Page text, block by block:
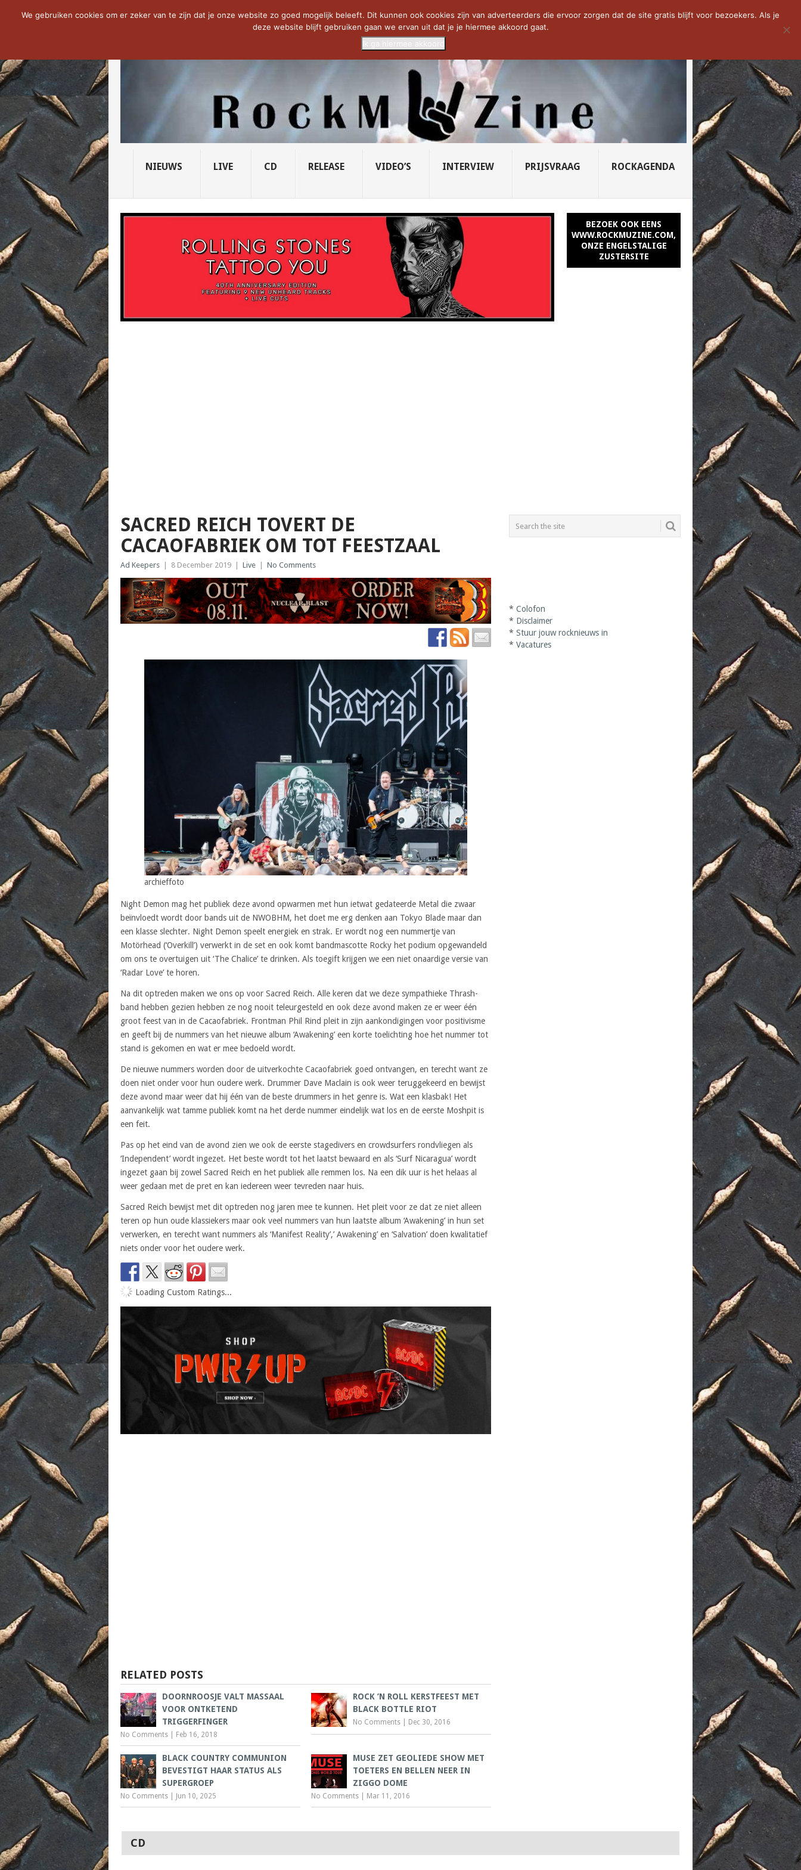
NOW TRENDING: THE VICIOUS HEAD SOCIETY... PRIDE OF LIONS – U... SAVATAGE KOMT TERUG IN 0... CD VAN DE WEEK: SLEEPING...
NIEUWS LIVE CD RELEASE VIDEO’S INTERVIEW PRIJSVRAAG ROCKAGENDA
BEZOEK OOK EENS
WWW.ROCKMUZINE.COM,
ONZE ENGELSTALIGE
ZUSTERSITE
SACRED REICH TOVERT DE
CACAOFABRIEK OM TOT FEESTZAAL
Ad Keepers 8 December 2019 Live No Comments
archieffoto
Night Demon mag het publiek deze avond opwarmen met hun ietwat gedateerde Metal die zwaar
beïnvloedt wordt door bands uit de NWOBHM, het doet me erg denken aan Tokyo Blade maar dan
een klasse slechter. Night Demon speelt energiek en strak. Er wordt nog een nummertje van
Motörhead (‘Overkill’) verwerkt in de set en ook komt bandmascotte Rocky het podium opgewandeld
om ons te overtuigen uit ‘The Chalice’ te drinken. Als toegift krijgen we een niet onaardige versie van
‘Radar Love’ te horen.
Na dit optreden maken we ons op voor Sacred Reich. Alle keren dat we deze sympathieke Thrash-
band hebben gezien hebben ze nog nooit teleurgesteld en ook deze avond maken ze er weer één
groot feest van in de Cacaofabriek. Frontman Phil Rind pleit in zijn aankondigingen voor positivisme
en geeft bij de nummers van het nieuwe album ‘Awakening’ een korte toelichting hoe het nummer tot
stand is gekomen en wat er mee bedoeld wordt.
De nieuwe nummers worden door de uitverkochte Cacaofabriek goed ontvangen, en terecht want ze
doen niet onder voor hun oudere werk. Drummer Dave Maclain is ook weer teruggekeerd en bewijst
deze avond maar weer dat hij één van de beste drummers in het genre is. Wat een klasbak! Het
aanvankelijk wat tamme publiek komt na het derde nummer eindelijk wat los en de eerste Moshpit is
een feit.
Pas op het eind van de avond zien we ook de eerste stagedivers en crowdsurfers rondvliegen als
‘Independent’ wordt ingezet. Het beste wordt tot het laatst bewaard en als ‘Surf Nicaragua’ wordt
ingezet gaan bij zowel Sacred Reich en het publiek alle remmen los. Na een dik uur is het helaas al
weer gedaan met de pret en kan iedereen weer tevreden naar huis.
Sacred Reich bewijst met dit optreden nog jaren mee te kunnen. Het pleit voor ze dat ze niet alleen
teren op hun oude klassiekers maar ook veel nummers van hun laatste album ‘Awakening’ in hun set
verwerken, en terecht want nummers als ‘Manifest Reality’,’ Awakening’ en ‘Salvation’ doen kwalitatief
niets onder voor het oudere werk.
Loading Custom Ratings...
RELATED POSTS
DOORNROOSJE VALT MASSAAL
VOOR ONTKETEND
TRIGGERFINGER
No Comments Feb 16, 2018
ROCK ’N ROLL KERSTFEEST MET
BLACK BOTTLE RIOT
No Comments Dec 30, 2016
BLACK COUNTRY COMMUNION
BEVESTIGT HAAR STATUS ALS
SUPERGROEP
No Comments Jun 10, 2025
MUSE ZET GEOLIEDE SHOW MET
TOETERS EN BELLEN NEER IN
ZIGGO DOME
No Comments Mar 11, 2016
*Colofon
* Disclaimer
*Stuur jouw rocknieuws in
*Vacatures
CD
We gebruiken cookies om er zeker van te zijn dat je onze website zo goed mogelijk beleeft. Dit kunnen ook cookies zijn van adverteerders die ervoor zorgen dat de site gratis blijft voor bezoekers. Als je
deze website blijft gebruiken gaan we ervan uit dat je je hiermee akkoord gaat.
Ik ga hiermee akkoord